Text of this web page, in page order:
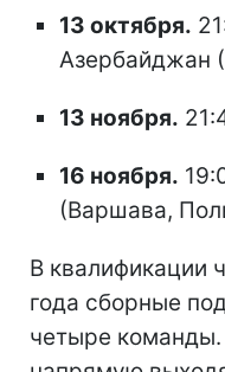
13 октября.
Азербайджан
13 ноября.
16 ноября.
(Варшава,
В квалификации
года сборные
четыре